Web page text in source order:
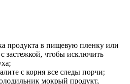
продукта в пищевую пленку или
застежкой, чтобы исключить
с корня все следы порчи;
мокрый продукт,